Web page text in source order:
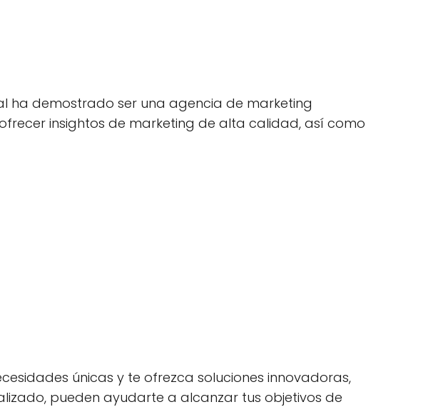
ha demostrado ser una agencia de marketing
insightos de marketing de alta calidad, así como
únicas y te ofrezca soluciones innovadoras,
pueden ayudarte a alcanzar tus objetivos de